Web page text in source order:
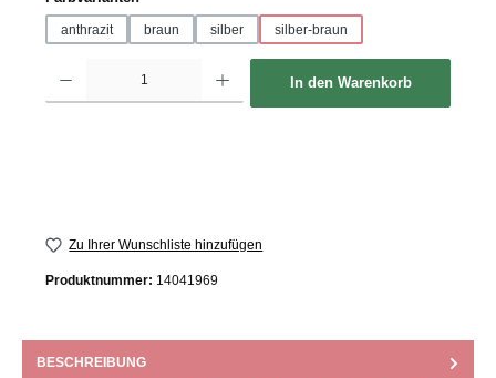
anthrazit braun silber silber-braun
In den Warenkorb
Zu Ihrer Wunschliste hinzufügen
Produktnummer: 14041969
BESCHREIBUNG